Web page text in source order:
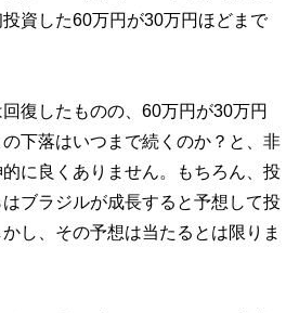
資した60万円が30万円ほどまで
復したものの、60万円が30万円
下落はいつまで続くのか？と、非
に良くありません。もちろん、投
ブラジルが成長すると予想して投
し、その予想は当たるとは限りま